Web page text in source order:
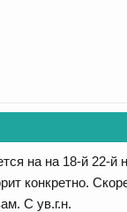
на на 18-й 22-
конкретно.
С ув.г.н.